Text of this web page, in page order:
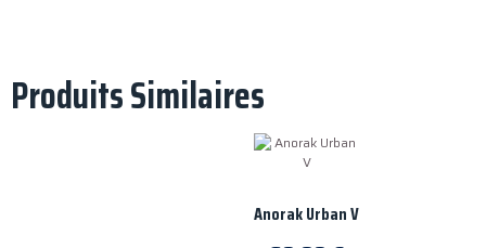
Produits Similaires
Anorak Urban V